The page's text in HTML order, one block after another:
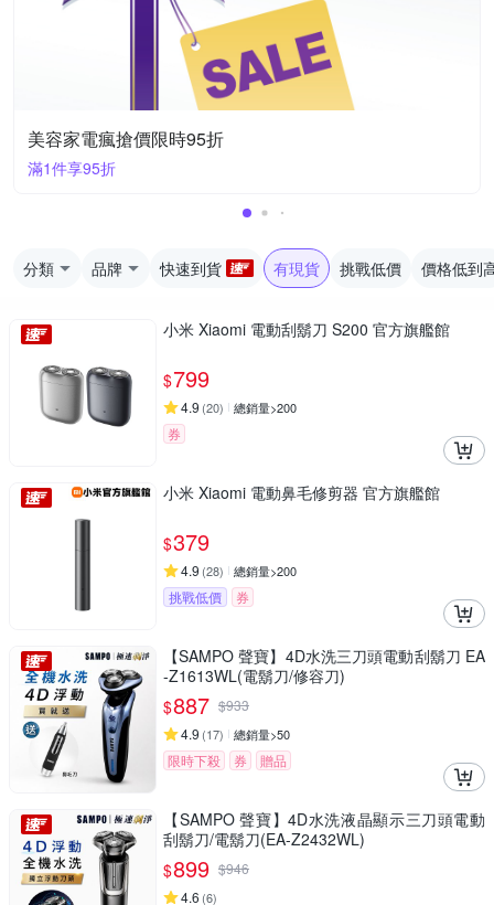
美容家電瘋搶價限時95折
滿1件享95折
分類 品牌 快速到貨 有現貨 挑戰低價 價格低到
小米 Xiaomi 電動刮鬍刀 S200 官方旗艦館
$799
4.9 (20) 總銷量>200
券
小米 Xiaomi 電動鼻毛修剪器 官方旗艦館
$379
4.9 (28) 總銷量>200
挑戰低價 券
【SAMPO 聲寶】4D水洗三刀頭電動刮鬍刀 EA
-Z1613WL(電鬍刀/修容刀)
$887 $933
4.9 (17) 總銷量>50
限時下殺 券 贈品
【SAMPO 聲寶】4D水洗液晶顯示三刀頭電動
刮鬍刀/電鬍刀(EA-Z2432WL)
$899 $946
4.6 (6)